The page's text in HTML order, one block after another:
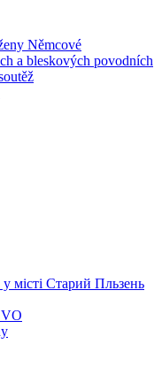
Němcové
a bleskových povodních
місті Старий Пльзень
VO